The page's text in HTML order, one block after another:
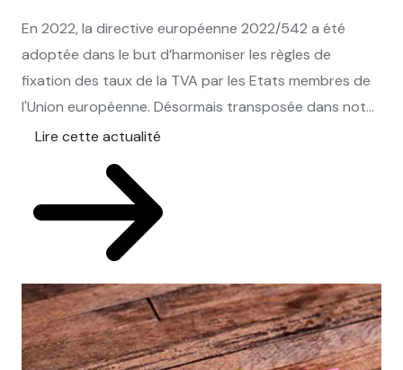
En 2022, la directive européenne 2022/542 a été
adoptée dans le but d’harmoniser les règles de
fixation des taux de la TVA par les Etats membres de
l'Union européenne. Désormais transposée dans not...
Lire cette actualité